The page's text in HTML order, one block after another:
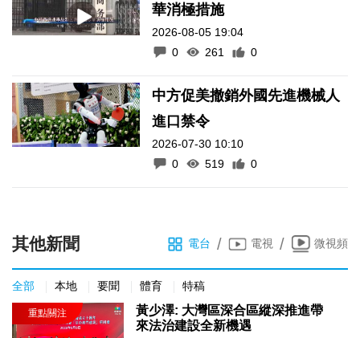
華消極措施
2026-08-05 19:04
0
261 0
中方促美撤銷外國先進機械人
進口禁令
2026-07-30 10:10
0
519 0
其他新聞 電台 / 電視 / 微視頻
全部 本地 要聞 體育 特稿
黃少澤: 大灣區深合區縱深推進帶
來法治建設全新機遇